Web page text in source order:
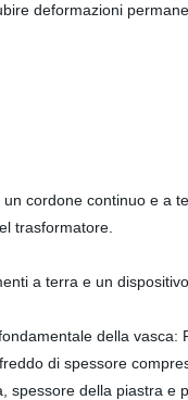
deformazioni
cordone continuo e a
trasformatore.
a terra e un
della
di spessore
spessore della piastra e